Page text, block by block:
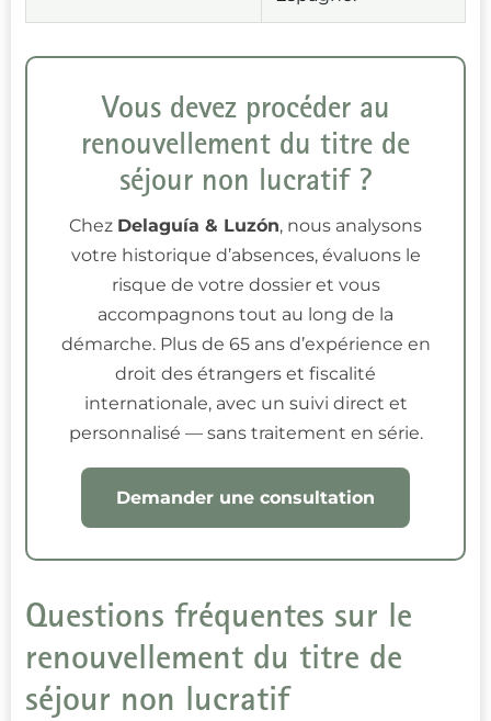
Vous devez procéder au
renouvellement du titre de
séjour non lucratif ?
Chez Delaguía & Luzón, nous analysons
votre historique d’absences, évaluons le
risque de votre dossier et vous
accompagnons tout au long de la
démarche. Plus de 65 ans d’expérience en
droit des étrangers et fiscalité
internationale, avec un suivi direct et
personnalisé — sans traitement en série.
Demander une consultation
Questions fréquentes sur le
renouvellement du titre de
séjour non lucratif